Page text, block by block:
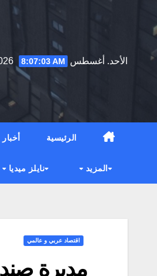
to
الأحد. أغسطس 9th, 2026
8:07:04 AM
الرئيسية
المزيد نايلز ميديا
اقتصاد عربي و عالمي
مديرة